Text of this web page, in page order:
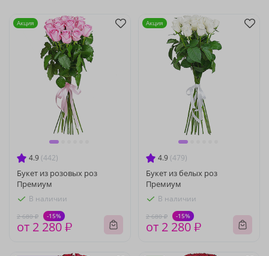
4.9 (442)
Букет из розовых роз
Премиум
В наличии
2 680 ₽ -15%
от 2 280 ₽
Акция
4.9 (479)
Букет из белых роз
Премиум
В наличии
2 680 ₽ -15%
от 2 280 ₽
Акция